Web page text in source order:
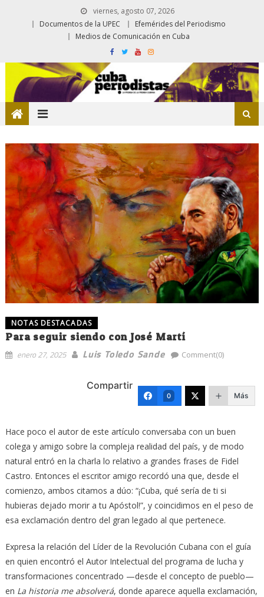
viernes, agosto 07, 2026
Documentos de la UPEC
Efemérides del Periodismo
Medios de Comunicación en Cuba
NOTAS DESTACADAS
Para seguir siendo con José Martí
enero 27, 2025 Luis Toledo Sande Comment(0)
Compartir
0 Más
Hace poco el autor de este artículo conversaba con un buen
colega y amigo sobre la compleja realidad del país, y de modo
natural entró en la charla lo relativo a grandes frases de Fidel
Castro. Entonces el escritor amigo recordó una que, desde el
comienzo, ambos citamos a dúo: “¡Cuba, qué sería de ti si
hubieras dejado morir a tu Apóstol!”, y coincidimos en el peso de
esa exclamación dentro del gran legado al que pertenece.
Expresa la relación del Líder de la Revolución Cubana con el guía
en quien encontró el Autor Intelectual del programa de lucha y
transformaciones concentrado —desde el concepto de pueblo—
en La historia me absolverá, donde aparece aquella exclamación,